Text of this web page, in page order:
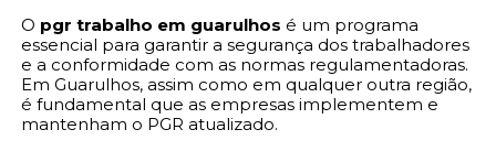
O pgr trabalho em guarulhos é um programa
essencial para garantir a segurança dos trabalhadores
e a conformidade com as normas regulamentadoras.
Em Guarulhos, assim como em qualquer outra região,
é fundamental que as empresas implementem e
mantenham o PGR atualizado.